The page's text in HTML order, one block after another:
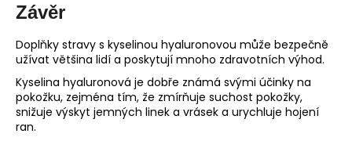
Závěr
Doplňky stravy s kyselinou hyaluronovou může bezpečně
užívat většina lidí a poskytují mnoho zdravotních výhod.
Kyselina hyaluronová je dobře známá svými účinky na
pokožku, zejména tím, že zmírňuje suchost pokožky,
snižuje výskyt jemných linek a vrásek a urychluje hojení
ran.